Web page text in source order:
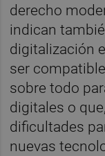
derecho
indican
digitalización
ser
sobre todo
digitales o
dificultades
nuevas